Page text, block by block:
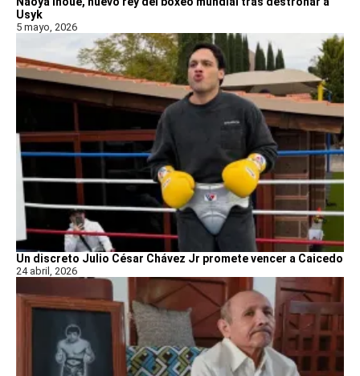
Usyk
5 mayo, 2026
Un discreto Julio César Chávez Jr promete vencer a Caicedo
24 abril, 2026